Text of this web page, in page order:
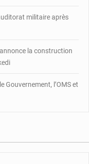
militaire après
la construction
Gouvernement, l’OMS et